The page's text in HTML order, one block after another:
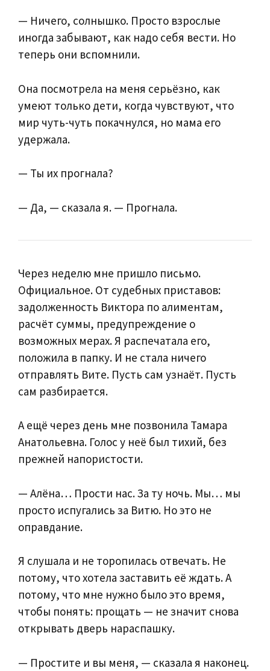
— Ничего, солнышко. Просто взрослые
иногда забывают, как надо себя вести. Но
теперь они вспомнили.
Она посмотрела на меня серьёзно, как
умеют только дети, когда чувствуют, что
мир чуть-чуть покачнулся, но мама его
удержала.
— Ты их прогнала?
— Да, — сказала я. — Прогнала.
Через неделю мне пришло письмо.
Официальное. От судебных приставов:
задолженность Виктора по алиментам,
расчёт суммы, предупреждение о
возможных мерах. Я распечатала его,
положила в папку. И не стала ничего
отправлять Вите. Пусть сам узнаёт. Пусть
сам разбирается.
А ещё через день мне позвонила Тамара
Анатольевна. Голос у неё был тихий, без
прежней напористости.
— Алёна… Прости нас. За ту ночь. Мы… мы
просто испугались за Витю. Но это не
оправдание.
Я слушала и не торопилась отвечать. Не
потому, что хотела заставить её ждать. А
потому, что мне нужно было это время,
чтобы понять: прощать — не значит снова
открывать дверь нараспашку.
— Простите и вы меня, — сказала я наконец.